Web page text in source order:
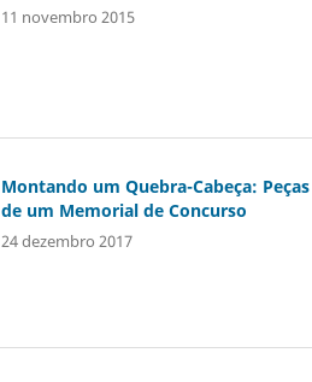
11 novembro 2015
Montando um Quebra-Cabeça: Peças
de um Memorial de Concurso
24 dezembro 2017